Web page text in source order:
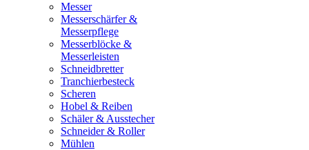
Messer
Messerschärfer &
Messerpflege
Messerblöcke &
Messerleisten
Schneidbretter
Tranchierbesteck
Scheren
Hobel & Reiben
Schäler & Ausstecher
Schneider & Roller
Mühlen